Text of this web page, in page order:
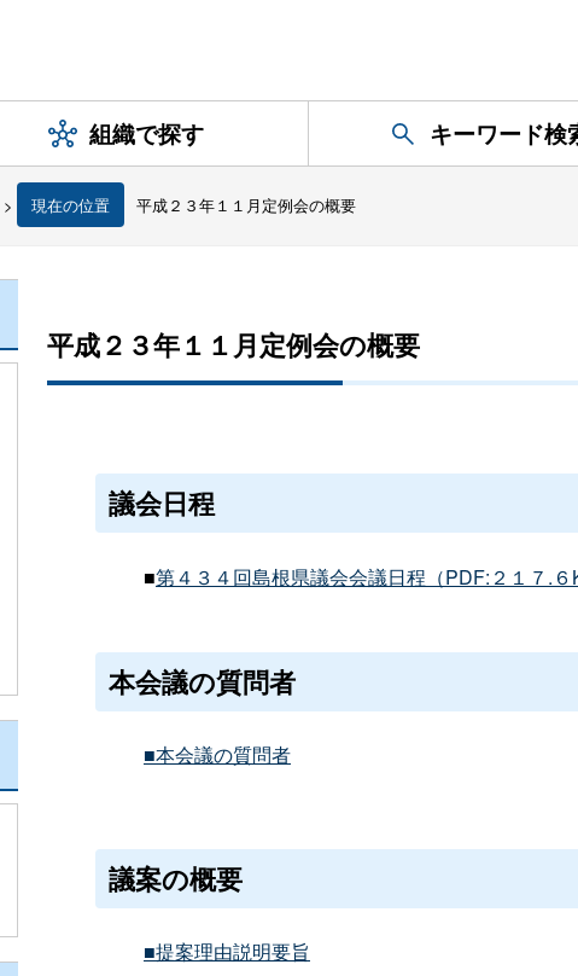
組織で探す キーワード検
> 現在の位置 平成２３年１１月定例会の概要
平成２３年１１月定例会の概要
議会日程
■第４３４回島根県議会会議日程（PDF:２１７.６
本会議の質問者
■本会議の質問者
議案の概要
■提案理由説明要旨